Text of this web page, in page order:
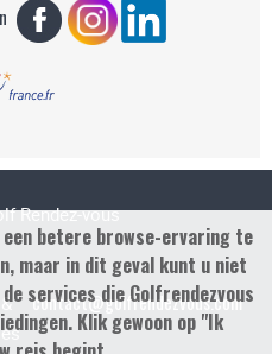
Rendez-vous
contact@golfrendezvous.com
betere browse-ervaring te
maar in dit geval kunt u niet
services die Golfrendezvous
Klik gewoon op "Ik